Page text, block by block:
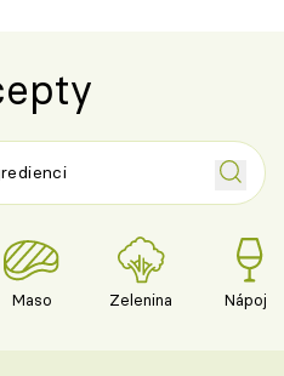
Maso Zelenina Nápoje